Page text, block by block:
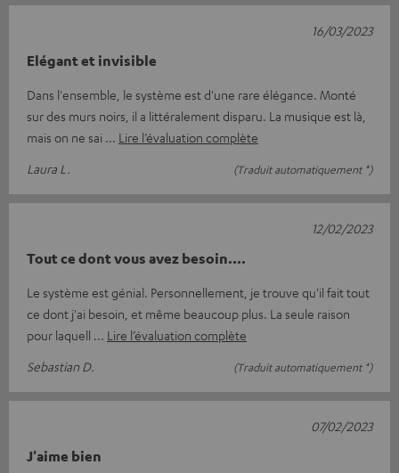
Elégant et invisible
Dans l'ensemble, le système est d'une rare élégance. Monté
sur des murs noirs, il a littéralement disparu. La musique est là,
mais on ne sai
Lire l’évaluation complète
Laura L.
(Traduit automatiquement *)
16/03/2023
Tout ce dont vous avez besoin....
Le système est génial. Personnellement, je trouve qu'il fait tout
ce dont j'ai besoin, et même beaucoup plus. La seule raison
pour laquell
Lire l’évaluation complète
Sebastian D.
(Traduit automatiquement *)
12/02/2023
J'aime bien
07/02/2023